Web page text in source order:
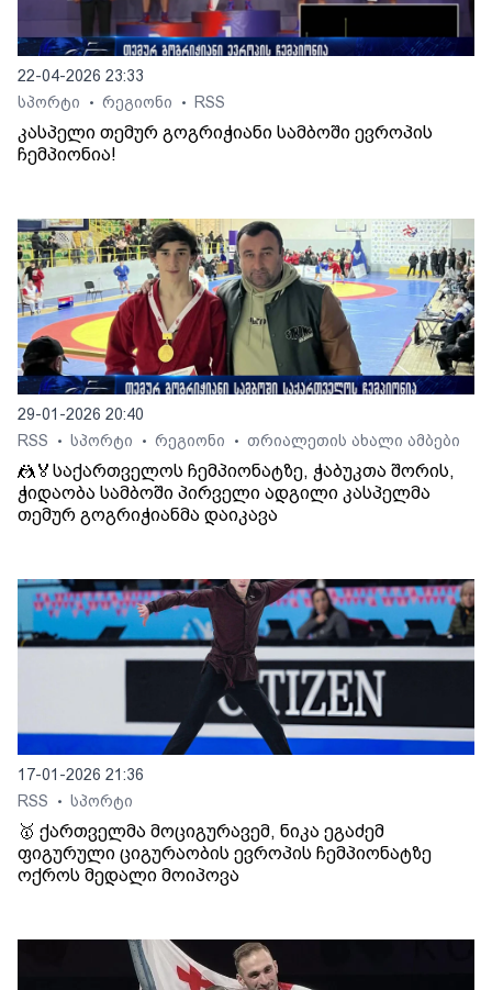
22-04-2026 23:33
სპორტი
• რეგიონი • RSS
კასპელი თემურ გოგრიჭიანი სამბოში ევროპის
ჩემპიონია!
29-01-2026 20:40
RSS
• სპორტი • რეგიონი • თრიალეთის ახალი ამბები
🤼🏅საქართველოს ჩემპიონატზე, ჭაბუკთა შორის,
ჭიდაობა სამბოში პირველი ადგილი კასპელმა
თემურ გოგრიჭიანმა დაიკავა
17-01-2026 21:36
RSS
• სპორტი
🥇 ქართველმა მოციგურავემ, ნიკა ეგაძემ
ფიგურული ციგურაობის ევროპის ჩემპიონატზე
ოქროს მედალი მოიპოვა